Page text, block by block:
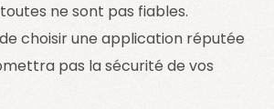
ne sont pas fiables.
choisir une application réputée
pas la sécurité de vos